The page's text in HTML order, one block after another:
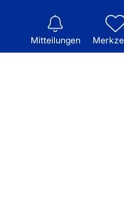
Mitteilungen